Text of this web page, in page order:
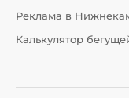
Реклама в
Калькулятор